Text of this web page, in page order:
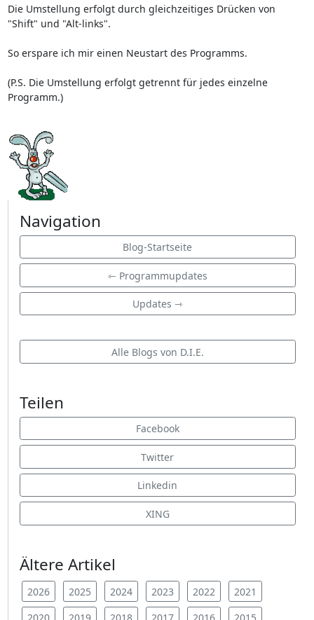
Die Umstellung erfolgt durch gleichzeitiges Drücken von
"Shift" und "Alt-links".
So erspare ich mir einen Neustart des Programms.
(P.S. Die Umstellung erfolgt getrennt für jedes einzelne
Programm.)
Navigation
Blog-Startseite
⇽ Programmupdates
Updates ⇾
Alle Blogs von D.I.E.
Teilen
Facebook
Twitter
Linkedin
XING
Ältere Artikel
2026 2025 2024 2023 2022
2021